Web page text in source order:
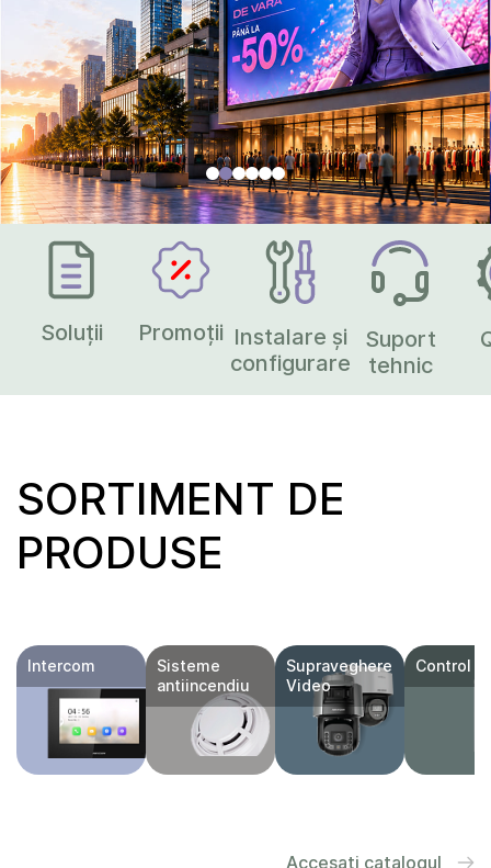
Soluții Promoții Instalare și
configurare
Suport
tehnic
SORTIMENT DE
PRODUSE
Intercom
Sisteme
antiincendiu
Supraveghere
Video
Control
Accesați catalogul